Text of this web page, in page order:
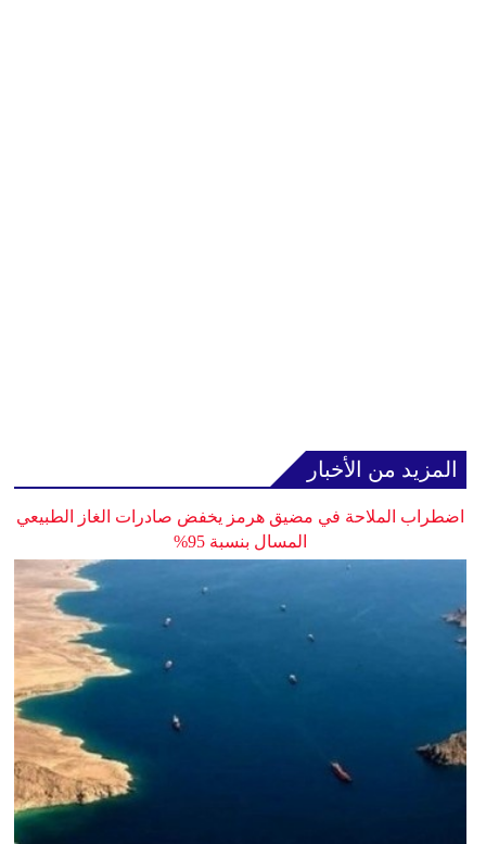
المزيد من الأخبار
اضطراب الملاحة في مضيق هرمز يخفض صادرات الغاز الطبيعي
المسال بنسبة 95%